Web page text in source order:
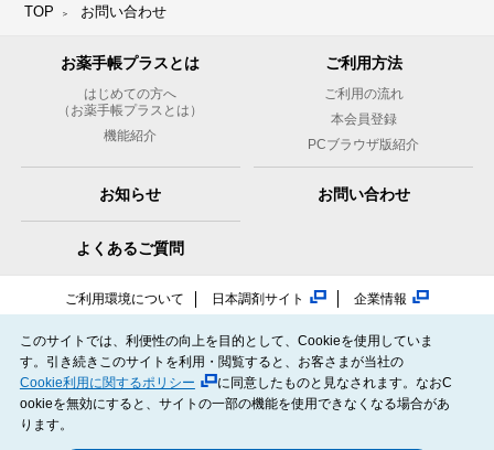
TOP お問い合わせ
このサイトでは、利便性の向上を目的として、Cookieを使用していま
す。引き続きこのサイトを利用・閲覧すると、お客さまが当社の
Cookie利用に関するポリシー
に同意したものと見なされます。なおC
ookieを無効にすると、サイトの一部の機能を使用できなくなる場合があ
ります。
お薬手帳プラスとは
はじめての方へ
（お薬手帳プラスとは）
機能紹介
ご利用方法
ご利用の流れ
本会員登録
PCブラウザ版紹介
お知らせ お問い合わせ
よくあるご質問
ご利用環境について 日本調剤サイト
企業情報
NiCOMS（日本調剤のオンライン服薬指導）
日本調剤オンラインストア
メディカルセンター.JP（日本調剤の医院開業サポート）